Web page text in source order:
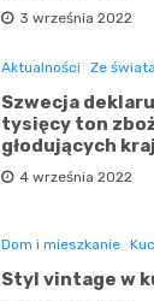
3 września 2022
Aktualności Ze świata
Szwecja
tysięcy ton
głodujących
4 września 2022
Dom i mieszkanie
Styl vintage w